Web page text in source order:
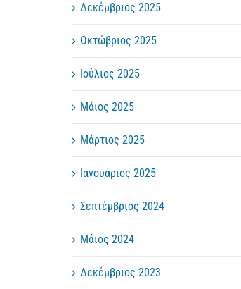
Δεκέμβριος 2025
Οκτώβριος 2025
Ιούλιος 2025
Μάιος 2025
Μάρτιος 2025
Ιανουάριος 2025
Σεπτέμβριος 2024
Μάιος 2024
Δεκέμβριος 2023